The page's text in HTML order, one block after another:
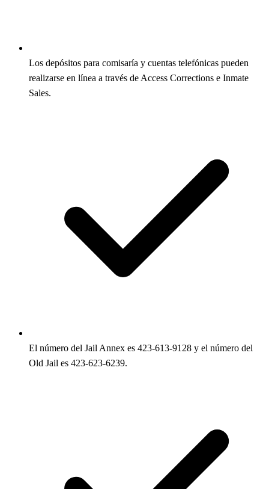
Los depósitos para comisaría y cuentas telefónicas pueden
realizarse en línea a través de Access Corrections e Inmate
Sales.
El número del Jail Annex es 423-613-9128 y el número del
Old Jail es 423-623-6239.